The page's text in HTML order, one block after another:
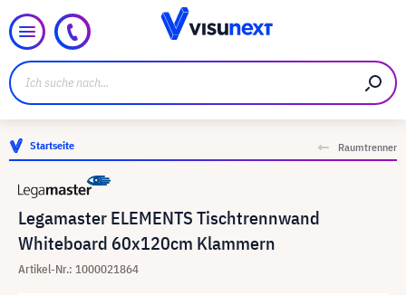
Startseite Raumtrenner
Legamaster ELEMENTS Tischtrennwand
Whiteboard 60x120cm Klammern
Artikel-Nr.: 1000021864